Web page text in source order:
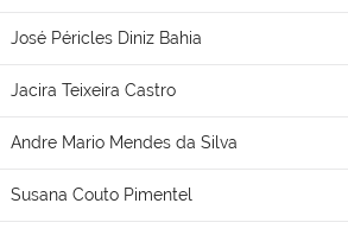
José Péricles Diniz Bahia
Jacira Teixeira Castro
Andre Mario Mendes da Silva
Susana Couto Pimentel